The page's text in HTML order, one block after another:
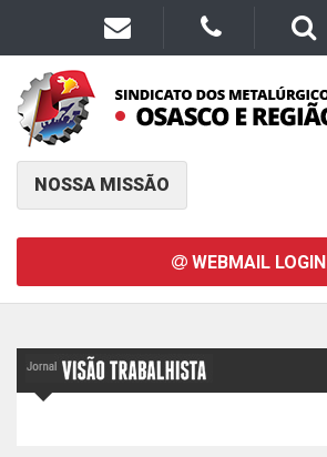
NOSSA MISSÃO
WEBMAIL LOGIN